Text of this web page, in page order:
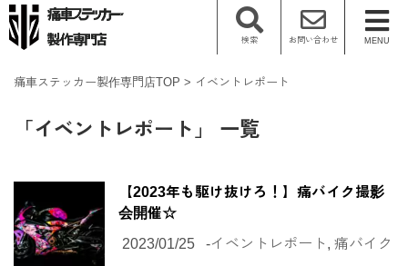
検索 お問い合わせ MENU
痛車ステッカー製作専門店TOP イベントレポート
「イベントレポート」 一覧
【2023年も駆け抜けろ！】痛バイク撮影
会開催☆
2023/01/25 -イベントレポート , 痛バイク